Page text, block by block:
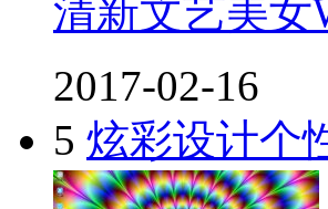
清新文艺美女
2017-02-16
5 炫彩设计个